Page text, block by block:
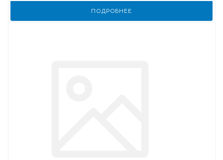
ПОДРОБНЕЕ